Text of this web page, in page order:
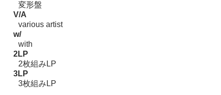
変形盤
V/A
various artist
w/
with
2LP
2枚組みLP
3LP
3枚組みLP